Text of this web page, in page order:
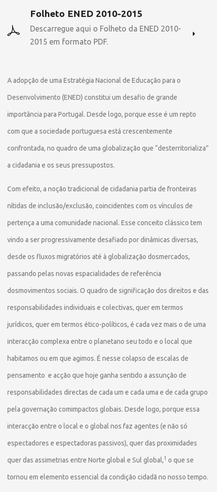
Folheto ENED 2010-2015
Descarregue aqui o Folheto da ENED 2010-
2015 em formato PDF.
A adopção de uma Estratégia Nacional de Educação para o
Desenvolvimento (ENED) constitui um desafio de grande
importância para Portugal. Desde logo, porque esse é um repto
com que a sociedade portuguesa está crescentemente
confrontada, no quadro de uma globalização que “desterritorializa”
a cidadania e os seus pressupostos.
Com efeito, a noção tradicional de cidadania partia de fronteiras
nítidas de inclusão/exclusão, coincidentes com os vínculos de
pertença a uma comunidade nacional. Esse conceito clássico tem
vindo a ser progressivamente desafiado por dinâmicas diversas,
desde os fluxos migratórios até à globalização dosmercados,
passando pelas novas espacialidades de referência
dosmovimentos sociais. O quadro de significação dos direitos e das
responsabilidades individuais e colectivas, quer em termos
jurídicos, quer em termos ético-políticos, é cada vez mais o de uma
interacção complexa entre o planetano seu todo e o local que
habitamos ou em que agimos. É nesse colapso de escalas de
pensamento e acção que hoje ganha sentido a assunção de
responsabilidades directas de cada um e cada uma e de cada grupo
pela governação comimpactos globais. Desde logo, porque essa
interacção entre o local e o global nos faz agentes (e não só
espectadores e espectadoras passivos), quer das proximidades
quer das assimetrias entre Norte global e Sul global,1 o que se
tornou em elemento essencial da condição cidadã no nosso tempo.